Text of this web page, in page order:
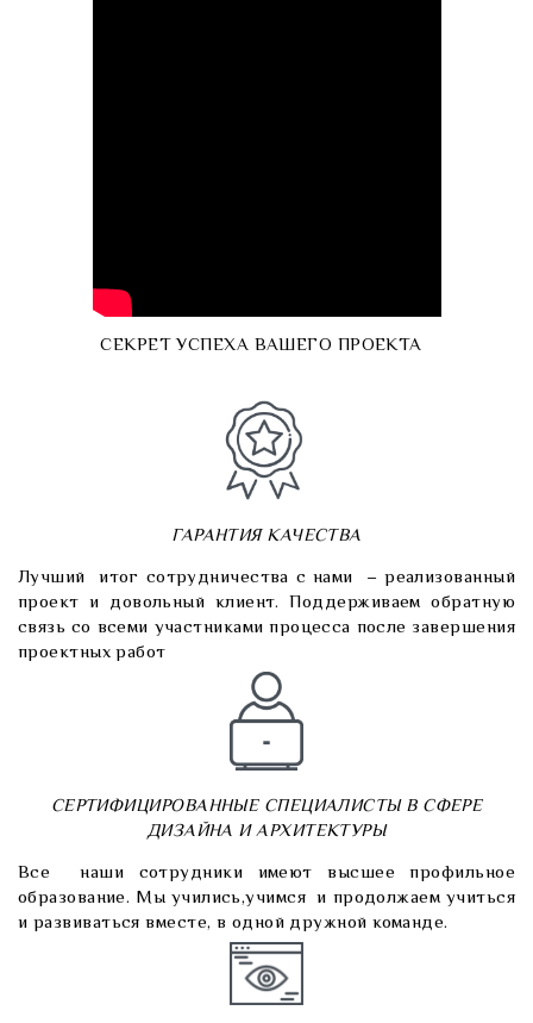
СЕКРЕТ УСПЕХА ВАШЕГО ПРОЕКТА
ГАРАНТИЯ КАЧЕСТВА
Лучший итог сотрудничества с нами – реализованный
проект и довольный клиент. Поддерживаем обратную
связь со всеми участниками процесса после завершения
проектных работ
СЕРТИФИЦИРОВАННЫЕ СПЕЦИАЛИСТЫ В СФЕРЕ
ДИЗАЙНА И АРХИТЕКТУРЫ
Все наши сотрудники имеют высшее профильное
образование. Мы учились,учимся и продолжаем учиться
и развиваться вместе, в одной дружной команде.